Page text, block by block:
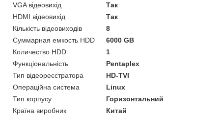
VGA відеовихід
Так
HDMI відеовихід
Так
Кількість відеовиходів
8
Суммарная емкость HDD
6000 GB
Количество HDD
1
Функціональність
Pentaplex
Тип відеореєстратора
HD-TVI
Операційна система
Linux
Тип корпусу
Горизонтальний
Країна виробник
Китай